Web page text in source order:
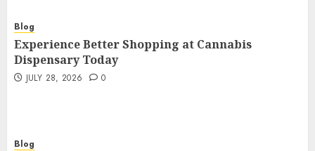
Blog
Experience Better Shopping at Cannabis
Dispensary Today
JULY 28, 2026 0
Blog